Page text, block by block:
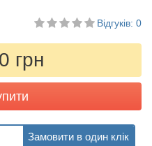
Відгуків: 0
грн